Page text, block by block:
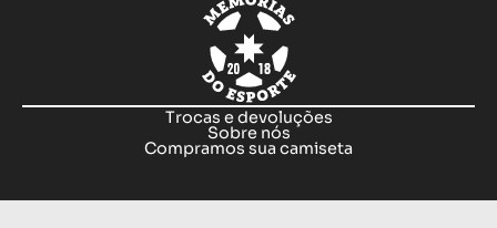
Trocas e devoluções
Sobre nós
Compramos sua camiseta